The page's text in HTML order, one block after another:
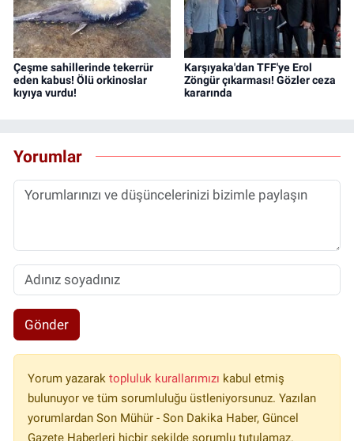
Çeşme sahillerinde tekerrür
eden kabus! Ölü orkinoslar
kıyıya vurdu!
Karşıyaka'dan TFF'ye Erol
Zöngür çıkarması! Gözler ceza
kararında
Yorumlar
Gönder
Yorum yazarak topluluk kurallarımızı kabul etmiş
bulunuyor ve tüm sorumluluğu üstleniyorsunuz. Yazılan
yorumlardan Son Mühür - Son Dakika Haber, Güncel
Gazete Haberleri hiçbir şekilde sorumlu tutulamaz.